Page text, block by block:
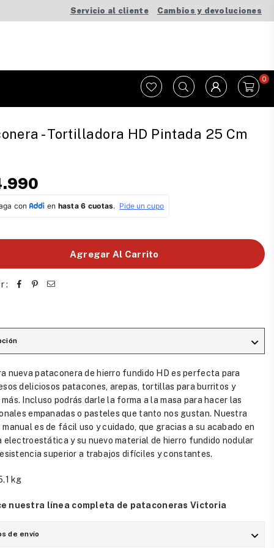
Servicio al cliente Cambios y devoluciones
0
- Tortilladora HD Pintada 25 Cm
Agregar Al Carrito
:
nueva pataconera de hierro fundido HD es perfecta para
deliciosos patacones, arepas, tortillas para burritos y
más. Incluso podrás darle la forma a la masa para hacer las
empanadas o pasteles que tanto nos gustan. Nuestra
manual es de fácil uso y cuidado, que gracias a su acabado en
electroestática y su nuevo material de hierro fundido nodular
superior a trabajos difíciles y constantes.
kg
nuestra línea completa de pataconeras Victoria
de envío